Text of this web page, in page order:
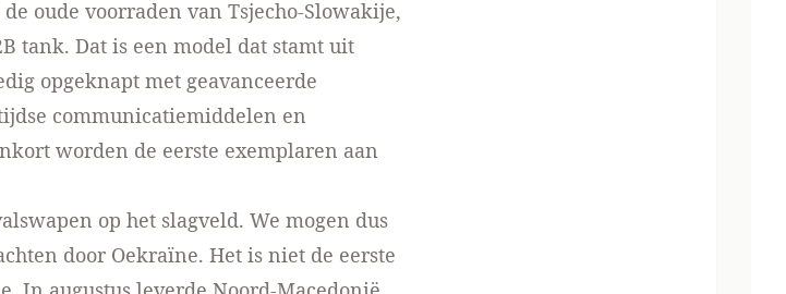
oude voorraden van Tsjecho-Slowakije,
tank. Dat is een model dat stamt uit
opgeknapt met geavanceerde
communicatiemiddelen en
worden de eerste exemplaren aan
op het slagveld. We mogen dus
door Oekraïne. Het is niet de eerste